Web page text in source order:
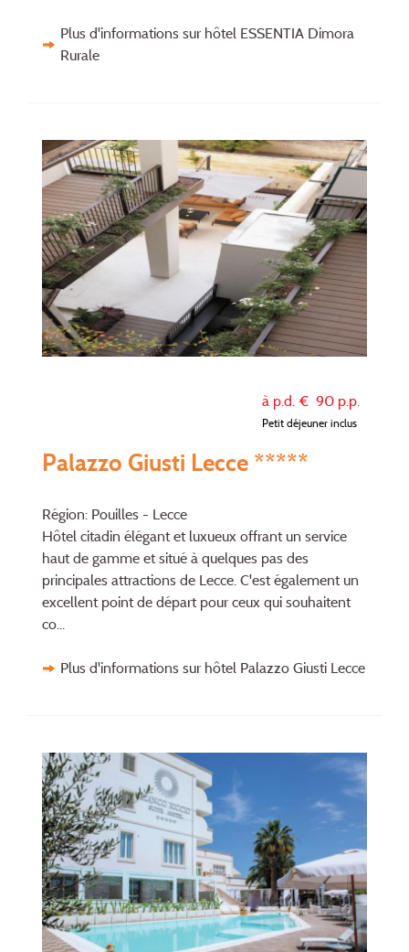
Plus d'informations sur hôtel ESSENTIA Dimora
Rurale
à p.d. € 90 p.p.
Petit déjeuner inclus
Palazzo Giusti Lecce *****
Région: Pouilles - Lecce
Hôtel citadin élégant et luxueux offrant un service
haut de gamme et situé à quelques pas des
principales attractions de Lecce. C'est également un
excellent point de départ pour ceux qui souhaitent
co...
Plus d'informations sur hôtel Palazzo Giusti Lecce